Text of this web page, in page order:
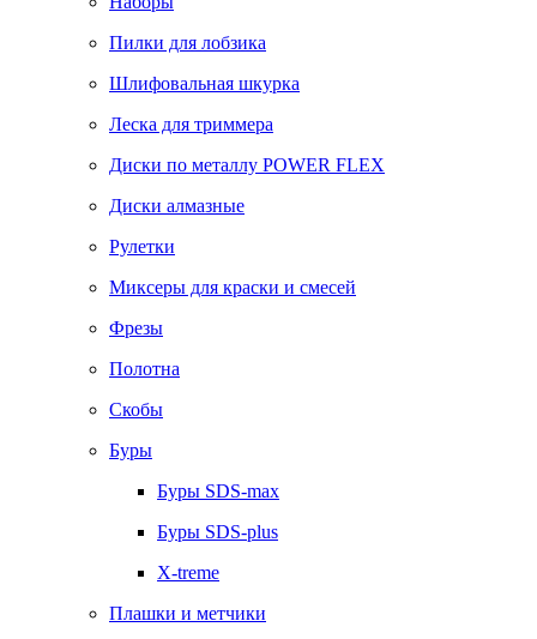
Пилки для лобзика
Шлифовальная шкурка
Леска для триммера
Диски по металлу POWER FLEX
Диски алмазные
Рулетки
Миксеры для краски и смесей
Фрезы
Полотна
Скобы
Буры
Буры SDS-max
Буры SDS-plus
X-treme
Плашки и метчики